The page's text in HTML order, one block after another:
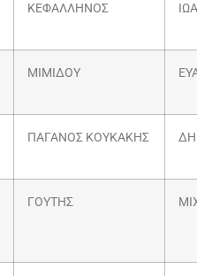
ΚΕΦΑΛΛΗΝΟΣ
ΜΙΜΙΔΟΥ
ΠΑΓΑΝΟΣ ΚΟΥΚΑΚΗΣ
ΓΟΥΤΗΣ